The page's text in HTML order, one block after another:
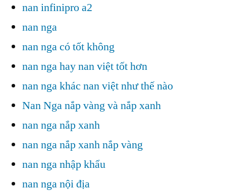
nan infinipro a2
nan nga
nan nga có tốt không
nan nga hay nan việt tốt hơn
nan nga khác nan việt như thế nào
Nan Nga nắp vàng và nắp xanh
nan nga nắp xanh
nan nga nắp xanh nắp vàng
nan nga nhập khẩu
nan nga nội địa